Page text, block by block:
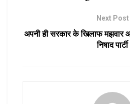
Next Post
अपनी ही सरकार के खिलाफ
निषाद पार्टी